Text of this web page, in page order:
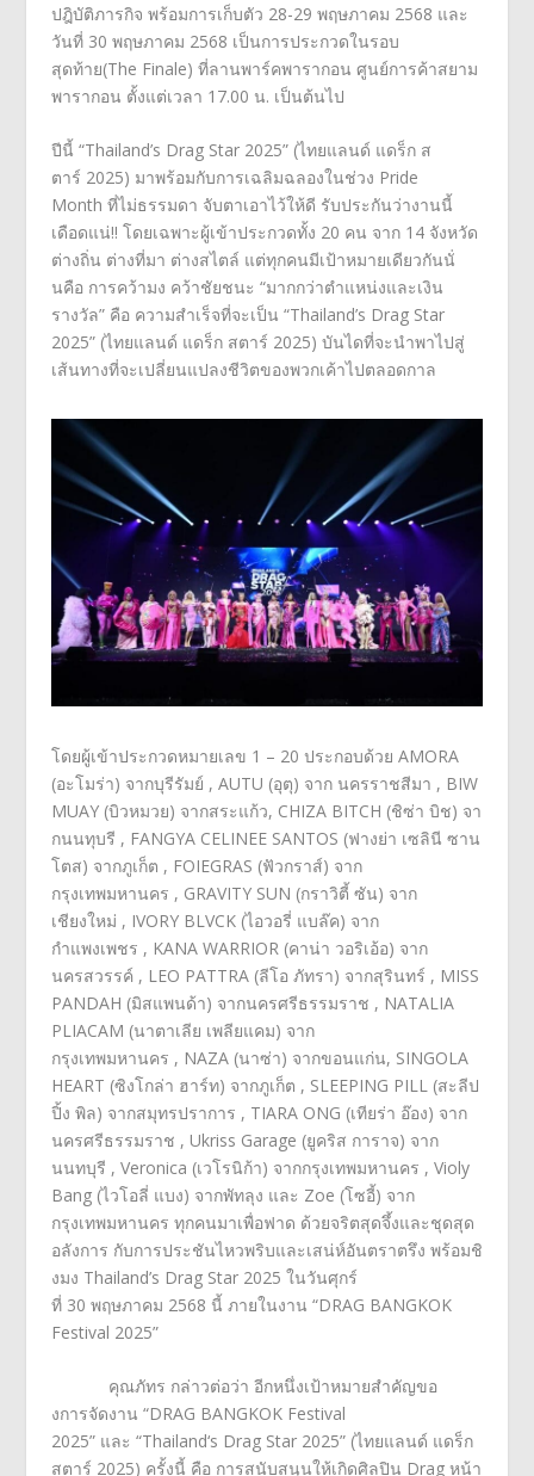
ปฎิบัติภารกิจ พร้อมการเก็บตัว 28-29 พฤษภาคม 2568 และ
วันที่ 30 พฤษภาคม 2568 เป็นการประกวดในรอบ
สุดท้าย(The Finale) ที่ลานพาร์คพารากอน ศูนย์การค้าสยาม
พารากอน ตั้งแต่เวลา 17.00 น. เป็นต้นไป
ปีนี้ “Thailand’s Drag Star 2025” (ไทยแลนด์ แดร็ก ส
ตาร์ 2025) มาพร้อมกับการเฉลิมฉลองในช่วง Pride
Month ที่ไม่ธรรมดา จับตาเอาไว้ให้ดี รับประกันว่างานนี้
เดือดแน่!! โดยเฉพาะผู้เข้าประกวดทั้ง 20 คน จาก 14จังหวัด
ต่างถิ่น ต่างที่มา ต่างสไตล์ แต่ทุกคนมีเป้าหมายเดียวกันนั่
นคือ การคว้ามง คว้าชัยชนะ “มากกว่าตำแหน่งและเงิน
รางวัล” คือ ความสำเร็จที่จะเป็น “Thailand’s Drag Star
2025” (ไทยแลนด์ แดร็ก สตาร์ 2025) บันไดที่จะนำพาไปสู่
เส้นทางที่จะเปลี่ยนแปลงชีวิตของพวกเค้าไปตลอดกาล
โดยผู้เข้าประกวดหมายเลข 1 – 20 ประกอบด้วย AMORA
(อะโมร่า) จากบุรีรัมย์ , AUTU (อุตุ) จาก นครราชสีมา , BIW
MUAY (บิวหมวย) จากสระแก้ว, CHIZA BITCH (ชิซ่า บิช) จา
กนนทุบรี , FANGYA CELINEE SANTOS (ฟางย่า เซลินี ซาน
โตส) จากภูเก็ต , FOIEGRAS (ฟัวกราส์) จาก
กรุงเทพมหานคร , GRAVITY SUN (กราวิตี้ ซัน) จาก
เชียงใหม่ , IVORY BLVCK (ไอวอรี่ แบล๊ค) จาก
กำแพงเพชร , KANA WARRIOR (คาน่า วอริเอ้อ) จาก
นครสวรรค์ , LEO PATTRA (ลีโอ ภัทรา) จากสุรินทร์ , MISS
PANDAH (มิสแพนด้า) จากนครศรีธรรมราช , NATALIA
PLIACAM (นาตาเลีย เพลียแคม) จาก
กรุงเทพมหานคร , NAZA (นาซ่า) จากขอนแก่น, SINGOLA
HEART (ซิงโกล่า ฮาร์ท) จากภูเก็ต , SLEEPING PILL (สะลีป
ปิ้ง พิล) จากสมุทรปราการ , TIARA ONG (เทียร่า อ๊อง) จาก
นครศรีธรรมราช , Ukriss Garage (ยูคริส การาจ) จาก
นนทบุรี , Veronica (เวโรนิก้า) จากกรุงเทพมหานคร , Violy
Bang (ไวโอลี่ แบง) จากพัทลุง และ Zoe (โซอี้) จาก
กรุงเทพมหานคร ทุกคนมาเพื่อฟาด ด้วยจริตสุดจึ้งและชุดสุด
อลังการ กับการประชันไหวพริบและเสน่ห์อันตราตรึง พร้อมชิ
งมง Thailand’s Drag Star 2025 ในวันศุกร์
ที่ 30 พฤษภาคม 2568 นี้ ภายในงาน “DRAG BANGKOK
Festival 2025”
คุณภัทร กล่าวต่อว่า อีกหนึ่งเป้าหมายสำคัญขอ
งการจัดงาน “DRAG BANGKOK Festival
2025” และ “Thailand‘s Drag Star 2025” (ไทยแลนด์ แดร็ก
สตาร์ 2025) ครั้งนี้ คือ การสนับสนุนให้เกิดศิลปิน Drag หน้า